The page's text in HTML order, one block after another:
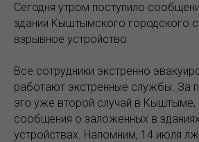
Сегодня утром поступило
здании Кыштымского городского
взрывное устройство.
Все сотрудники экстренно
работают экстренные службы. За
это уже второй случай в Кыштыме,
сообщения о заложенных в
устройствах. Напомним, 14 июля